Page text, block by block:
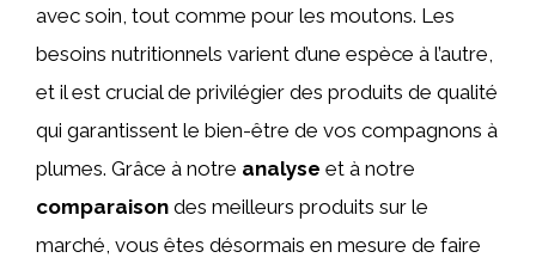
avec soin, tout comme pour les moutons. Les
besoins nutritionnels varient d’une espèce à l’autre,
et il est crucial de privilégier des produits de qualité
qui garantissent le bien-être de vos compagnons à
plumes. Grâce à notre analyse et à notre
comparaison des meilleurs produits sur le
marché, vous êtes désormais en mesure de faire